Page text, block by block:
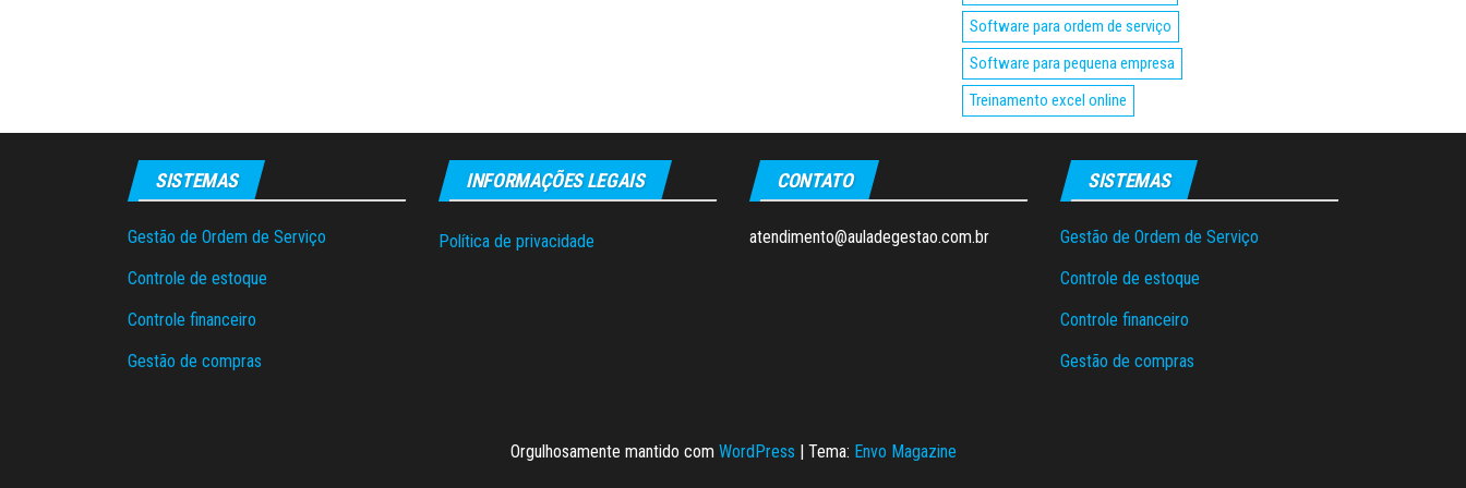
Software para ordem de serviço
Software para pequena empresa
Treinamento excel online
SISTEMAS
Gestão de Ordem de Serviço
Controle de estoque
Controle financeiro
Gestão de compras
INFORMAÇÕES LEGAIS
Política de privacidade
CONTATO
atendimento@auladegestao.com.br
SISTEMAS
Gestão de Ordem de Serviço
Controle de estoque
Controle financeiro
Gestão de compras
Orgulhosamente mantido com WordPress | Tema: Envo Magazine